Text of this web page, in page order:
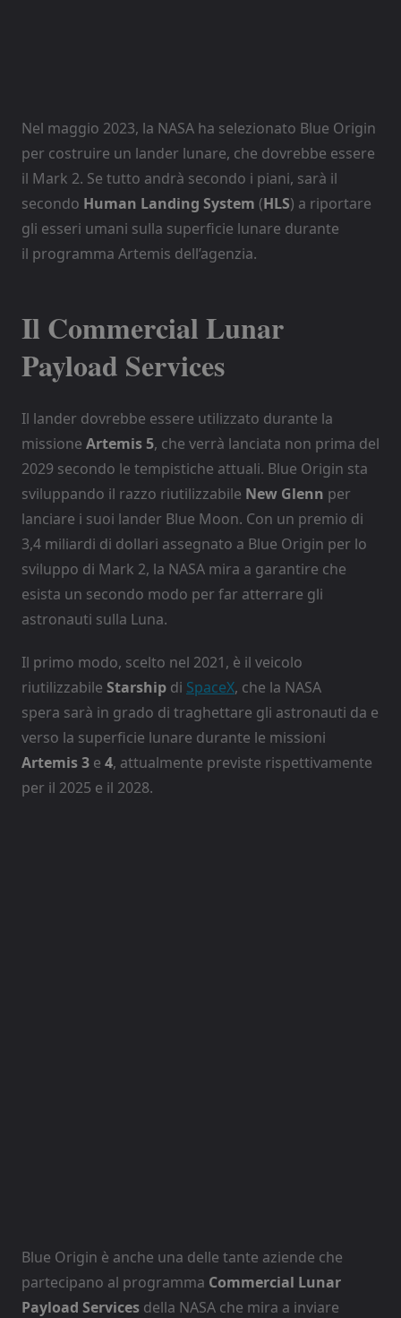
Nel maggio 2023, la NASA ha selezionato Blue Origin
per costruire un lander lunare, che dovrebbe essere
il Mark 2. Se tutto andrà secondo i piani, sarà il
secondo Human Landing System (HLS) a riportare
gli esseri umani sulla superficie lunare durante
il programma Artemis dell’agenzia.
Il Commercial Lunar
Payload Services
Il lander dovrebbe essere utilizzato durante la
missione Artemis 5, che verrà lanciata non prima del
2029 secondo le tempistiche attuali. Blue Origin sta
sviluppando il razzo riutilizzabile New Glenn per
lanciare i suoi lander Blue Moon. Con un premio di
3,4 miliardi di dollari assegnato a Blue Origin per lo
sviluppo di Mark 2, la NASA mira a garantire che
esista un secondo modo per far atterrare gli
astronauti sulla Luna.
Il primo modo, scelto nel 2021, è il veicolo
riutilizzabile Starship di SpaceX, che la NASA
spera sarà in grado di traghettare gli astronauti da e
verso la superficie lunare durante le missioni
Artemis 3 e 4, attualmente previste rispettivamente
per il 2025 e il 2028.
Blue Origin è anche una delle tante aziende che
partecipano al programma Commercial Lunar
Payload Services della NASA che mira a inviare